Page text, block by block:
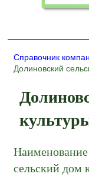
Справочник
Долиновский
сельский дом